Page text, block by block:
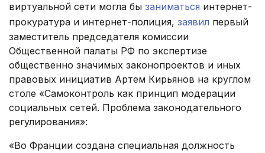
виртуальной сети могла бы заниматься интернет-
прокуратура и интернет-полиция, заявил первый
заместитель председателя комиссии
Общественной палаты РФ по экспертизе
общественно значимых законопроектов и иных
правовых инициатив Артем Кирьянов на круглом
столе «Самоконтроль как принцип модерации
социальных сетей. Проблема законодательного
регулирования»:
«Во Франции создана специальная должность